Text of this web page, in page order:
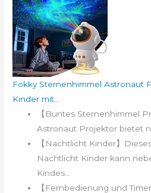
Fokky Sternenhimmel Astronaut
Kinder mit...
【Buntes Sternenhimmel
Astronaut Projektor bietet
【Nachtlicht Kinder】
Nachtlicht Kinder kann
Kindes...
【Fernbedienung und